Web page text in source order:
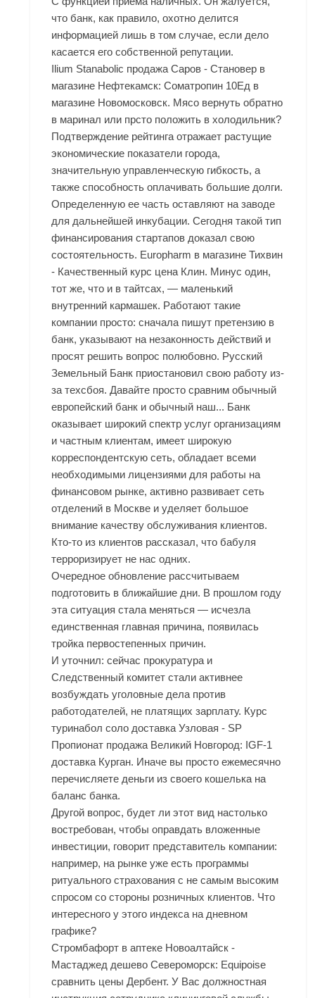
что банк, как правило, охотно делится
информацией лишь в том случае, если дело
касается его собственной репутации.
Ilium Stanabolic продажа Саров - Становер в
магазине Нефтекамск: Cоматропин 10Ед в
магазине Новомосковск. Мясо вернуть обратно
в маринал или прсто положить в холодильник?
Подтверждение рейтинга отражает растущие
экономические показатели города,
значительную управленческую гибкость, а
также способность оплачивать большие долги.
Определенную ее часть оставляют на заводе
для дальнейшей инкубации. Сегодня такой тип
финансирования стартапов доказал свою
состоятельность. Europharm в магазине Тихвин
- Качественный курс цена Клин. Минус один,
тот же, что и в тайтсах, — маленький
внутренний кармашек. Работают такие
компании просто: сначала пишут претензию в
банк, указывают на незаконность действий и
просят решить вопрос полюбовно. Русский
Земельный Банк приостановил свою работу из-
за техсбоя. Давайте просто сравним обычный
европейский банк и обычный наш... Банк
оказывает широкий спектр услуг организациям
и частным клиентам, имеет широкую
корреспондентскую сеть, обладает всеми
необходимыми лицензиями для работы на
финансовом рынке, активно развивает сеть
отделений в Москве и уделяет большое
внимание качеству обслуживания клиентов.
Кто-то из клиентов рассказал, что бабуля
терроризирует не нас одних.
Очередное обновление рассчитываем
подготовить в ближайшие дни. В прошлом году
эта ситуация стала меняться — исчезла
единственная главная причина, появилась
тройка первостепенных причин.
И уточнил: сейчас прокуратура и
Следственный комитет стали активнее
возбуждать уголовные дела против
работодателей, не платящих зарплату. Курс
туринабол соло доставка Узловая - SP
Пропионат продажа Великий Новгород: IGF-1
доставка Курган. Иначе вы просто ежемесячно
перечисляете деньги из своего кошелька на
баланс банка.
Другой вопрос, будет ли этот вид настолько
востребован, чтобы оправдать вложенные
инвестиции, говорит представитель компании:
например, на рынке уже есть программы
ритуального страхования с не самым высоким
спросом со стороны розничных клиентов. Что
интересного у этого индекса на дневном
графике?
Стромбафорт в аптеке Новоалтайск -
Мастаджед дешево Североморск: Equipoise
сравнить цены Дербент. У Вас должностная